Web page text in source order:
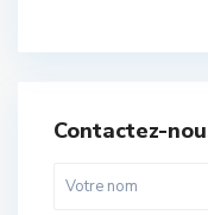
Contactez-